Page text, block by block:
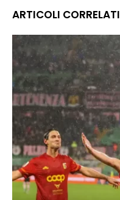
ARTICOLI CORRELATI